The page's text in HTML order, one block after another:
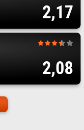
2,17
2,08